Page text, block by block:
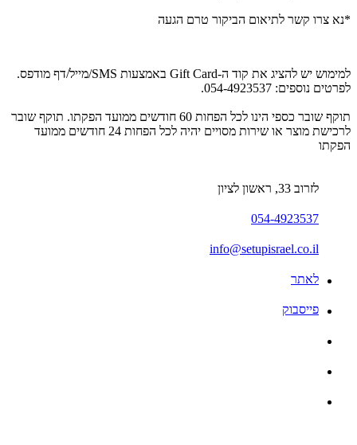
*נא צרו קשר לתיאום הביקור טרם הגעה
למימוש יש להציג את קוד ה-Gift Card באמצעות SMS/מייל/דף מודפס.
לפרטים נוספים: 054-4923537.
תוקף שובר כספי הינו לכל הפחות 60 חודשים ממועד הפקתו. תוקף שובר
לרכישת מוצר או שירות מסויים יהיה לכל הפחות 24 חודשים ממועד
הפקתו
לזרוב 33, ראשון לציון
054-4923537
info@setupisrael.co.il
לאתר
פייסבוק